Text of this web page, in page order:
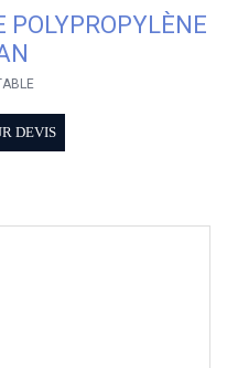
POLYPROPYLÈNE
DEVIS